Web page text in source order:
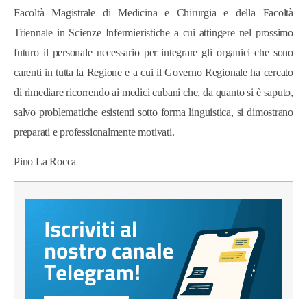
Facoltà Magistrale di Medicina e Chirurgia e della Facoltà
Triennale in Scienze Infermieristiche a cui attingere nel prossimo
futuro il personale necessario per integrare gli organici che sono
carenti in tutta la Regione e a cui il Governo Regionale ha cercato
di rimediare ricorrendo ai medici cubani che, da quanto si è saputo,
salvo problematiche esistenti sotto forma linguistica, si dimostrano
preparati e professionalmente motivati.
Pino La Rocca